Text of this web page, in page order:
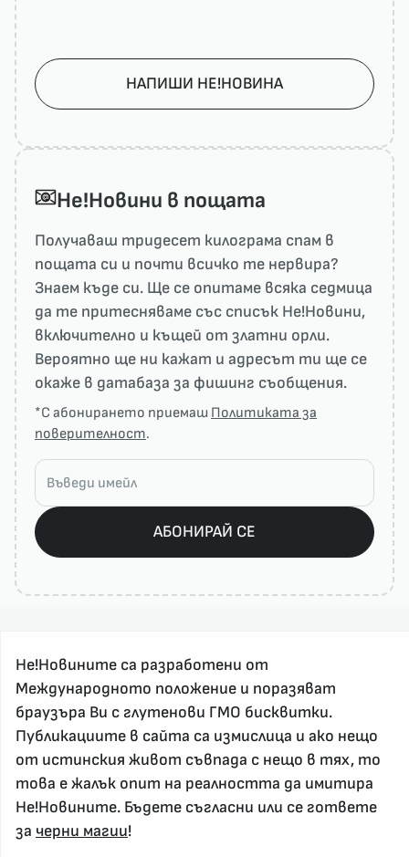
НАПИШИ НЕ!НОВИНА
He!Новини в пощата
Получаваш тридесет килограма спам в
пощата си и почти всичко те нервира?
Знаем къде си. Ще се опитаме всяка седмица
да те притесняваме със списък He!Новини,
включително и къщей от златни орли.
Вероятно ще ни кажат и адресът ти ще се
окаже в датабаза за фишинг съобщения.
*С абонирането приемаш Политиката за
поверителност.
АБОНИРАЙ СЕ
За реклама и връзка с нас, пишете на
nenovinite@gmail.com
Контакт
За нас
Напиши Не!Новина
Не!Новините са разработени от
Международното положение и поразяват
браузъра Ви с глутенови ГМО бисквитки.
Публикациите в сайта са измислица и ако нещо
от истинския живот съвпада с нещо в тях, то
това е жалък опит на реалността да имитира
Не!Новините. Бъдете съгласни или се гответе
за черни магии!